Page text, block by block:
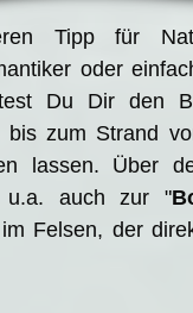
Tipp für
oder
Du Dir den
bis zum Strand
lassen. Über
u.a. auch zur "
Felsen, der